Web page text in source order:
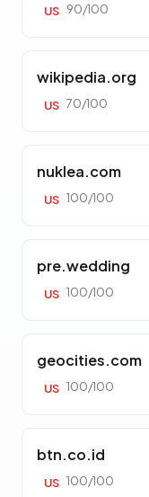
US 90/100
wikipedia.org
US 70/100
nuklea.com
US 100/100
pre.wedding
US 100/100
geocities.com
US 100/100
btn.co.id
US 100/100